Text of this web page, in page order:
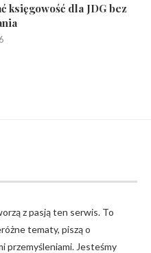
księgowość dla JDG bez
z pasją ten serwis. To
tematy, piszą o
przemyśleniami. Jesteśmy